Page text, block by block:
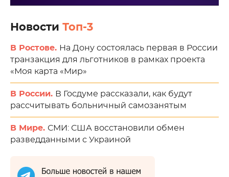
Новости Топ-3
В Ростове. На Дону состоялась первая в России
транзакция для льготников в рамках проекта
«Моя карта «Мир»
В России. В Госдуме рассказали, как будут
рассчитывать больничный самозанятым
В Мире. СМИ: США восстановили обмен
разведданными с Украиной